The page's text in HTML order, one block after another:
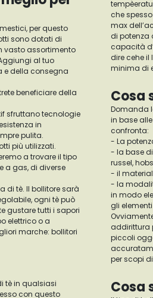
per questo
sono dotati di
vasto assortimento
al tuo
e della consegna
beneficiare della
sfruttano tecnologie
in
pulita.
più utilizzati.
a trovare il tipo
a gas, di diverse
di tè. Il bollitore sarà
ogni tè può
gustare tutti i sapori
elettrico o a
marche: bollitori
tè in qualsiasi
con questo
che spesso
max
di potenza
capacità
dire cehe
minima di
Cosa
Domanda
in base
confronta:
- La
- la base di marca scelta quindi se stiamo parlando di un prodotto ariete, smeg o altri come
russel,
- il
- la modalità in cui il livello di temperatura del liquido contenuto nel bollitore aumenta; ovverosia
in modo
gli
addirittura
piccoli
per scopi
Cosa